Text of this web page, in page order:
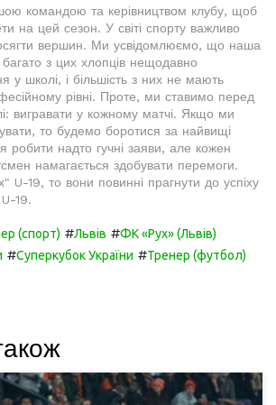
командою та керівництвом клубу, щоб
на цей сезон. У світі спорту важливо
вершин. Ми усвідомлюємо, що наша
з цих хлопців нещодавно
у школі, і більшість з них не мають
рівні. Проте, ми ставимо перед
вигравати у кожному матчі. Якщо ми
то будемо боротися за найвищі
робити надто гучні заяви, але кожен
намагається здобувати перемоги.
19, то вони повинні прагнути до успіху
U-19.
(спорт) #Львів #ФК «Рух» (Львів)
#Суперкубок України #Тренер (футбол)